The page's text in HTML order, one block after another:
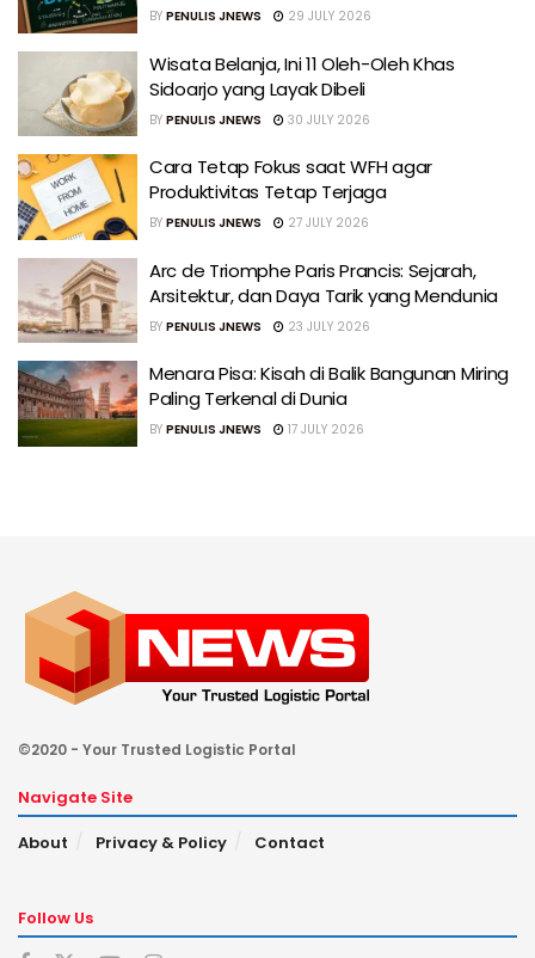
BY PENULIS JNEWS 29 JULY 2026
Wisata Belanja, Ini 11 Oleh-Oleh Khas
Sidoarjo yang Layak Dibeli
BY PENULIS JNEWS 30 JULY 2026
Cara Tetap Fokus saat WFH agar
Produktivitas Tetap Terjaga
BY PENULIS JNEWS 27 JULY 2026
Arc de Triomphe Paris Prancis: Sejarah,
Arsitektur, dan Daya Tarik yang Mendunia
BY PENULIS JNEWS 23 JULY 2026
Menara Pisa: Kisah di Balik Bangunan Miring
Paling Terkenal di Dunia
BY PENULIS JNEWS 17 JULY 2026
©2020 - Your Trusted Logistic Portal
Navigate Site
About
Privacy & Policy Contact
Follow Us